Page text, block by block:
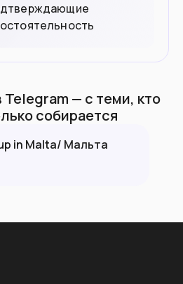
— с теми, кто
собирается
in Malta/ Мальта